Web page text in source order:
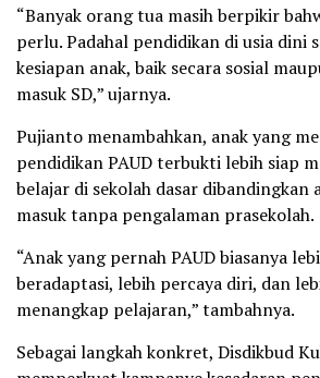
“Banyak orang tua masih berpikir
perlu. Padahal pendidikan di usia dini
kesiapan anak, baik secara sosial
masuk SD,” ujarnya.
Pujianto menambahkan, anak yang
pendidikan PAUD terbukti lebih siap
belajar di sekolah dasar dibandingkan
masuk tanpa pengalaman prasekolah.
“Anak yang pernah PAUD biasanya
beradaptasi, lebih percaya diri, dan
menangkap pelajaran,” tambahnya.
Sebagai langkah konkret, Disdikbud